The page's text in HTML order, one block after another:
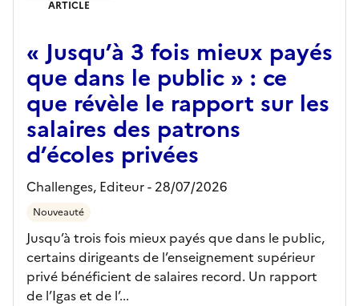
ARTICLE
« Jusqu’à 3 fois mieux payés
que dans le public » : ce
que révèle le rapport sur les
salaires des patrons
d’écoles privées
Challenges, Editeur- 28/07/2026
Nouveauté
Jusqu’à trois fois mieux payés que dans le public,
certains dirigeants de l’enseignement supérieur
privé bénéficient de salaires record. Un rapport
de l’Igas et de l’...